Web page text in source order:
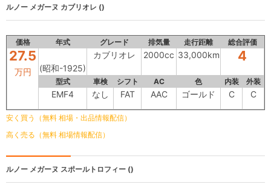
ルノー メガーヌ カブリオレ ()
価格 年式 グレード 排気量 走行距離 総合評価
27.5
万円 (昭和-1925)
カブリオレ 2000cc 33,000km 4
型式 車検 シフト AC 色 内装 外装
EMF4 なし FAT AAC ゴールド C C
安く買う（無料 相場・出品情報配信）
高く売る（無料 相場情報配信）
ルノー メガーヌ スポールトロフィー ()